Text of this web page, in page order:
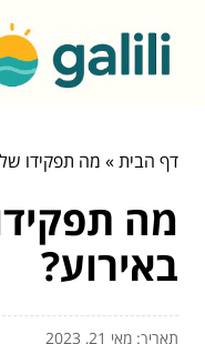
דף הבית» מה תפקידו
מה
באירוע?
תאריך: מאי 21, 2023